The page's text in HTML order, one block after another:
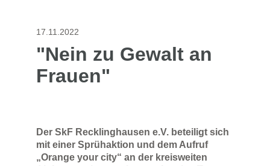
17.11.2022
"Nein zu Gewalt an
Frauen"
Der SkF Recklinghausen e.V. beteiligt sich
mit einer Sprühaktion und dem Aufruf
„Orange your city“ an der kreisweiten